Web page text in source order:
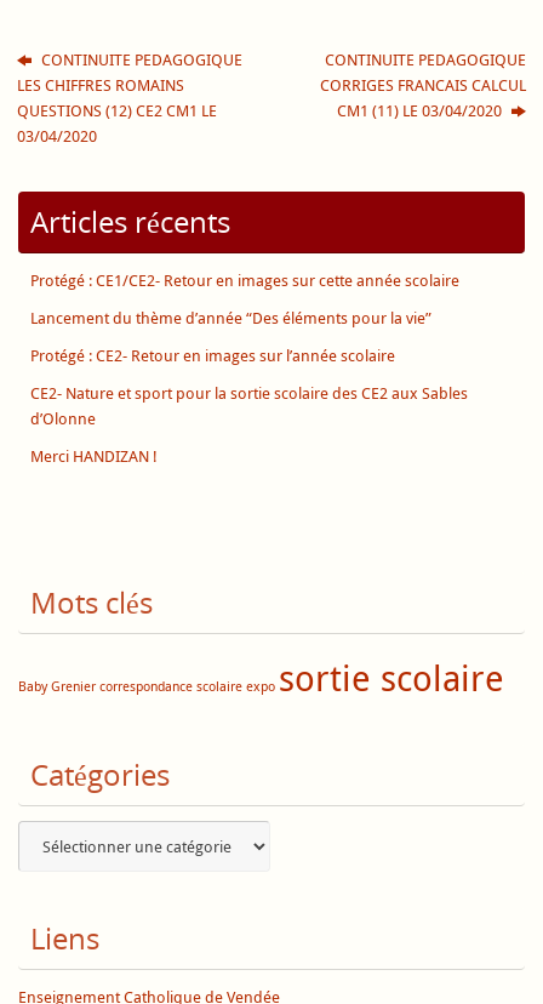
CONTINUITE PEDAGOGIQUE
LES CHIFFRES ROMAINS
QUESTIONS (12) CE2 CM1 LE
03/04/2020
CONTINUITE PEDAGOGIQUE
CORRIGES FRANCAIS CALCUL
CM1 (11) LE 03/04/2020
Articles récents
Protégé : CE1/CE2- Retour en images sur cette année scolaire
Lancement du thème d’année “Des éléments pour la vie”
Protégé : CE2- Retour en images sur l’année scolaire
CE2- Nature et sport pour la sortie scolaire des CE2 aux Sables
d’Olonne
Merci HANDIZAN !
Mots clés
Baby Grenier correspondance scolaire expo sortie scolaire
Catégories
Liens
Enseignement Catholique de Vendée